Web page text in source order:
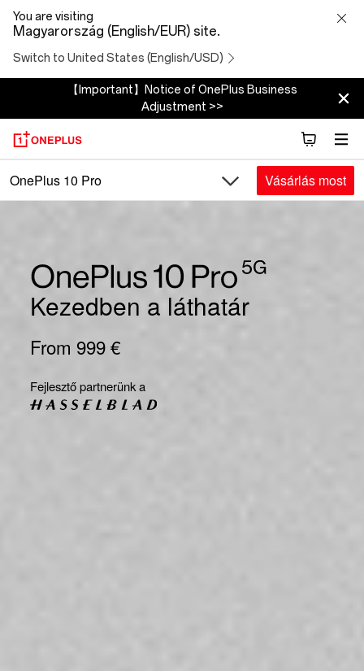
OnePlus
10
5G
You are visiting
Magyarország (English/EUR) site.
Switch to United States (English/USD)
【Important】Notice of OnePlus Business
Adjustment >>
OnePlus 10 Pro Vásárlás most
Kezedben a láthatár
From 999 €
Fejlesztő partnerünk a